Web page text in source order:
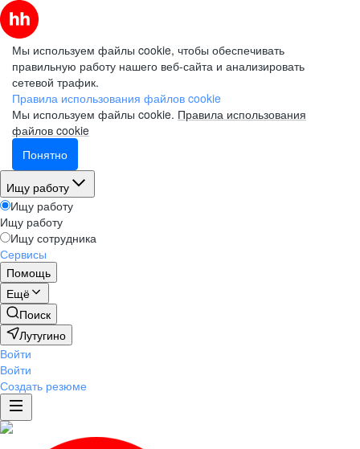
Мы используем файлы cookie, чтобы обеспечивать
правильную работу нашего веб-сайта и анализировать
сетевой трафик.
Правила использования файлов cookie
Мы используем файлы cookie. Правила использования
файлов cookie
Понятно
Ищу работу
Ищу работу
Ищу работу
Ищу сотрудника
Сервисы
Помощь
Ещё
Поиск
Лутугино
Войти
Войти
Создать резюме